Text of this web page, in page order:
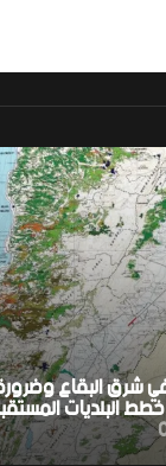
شرق البقاع
البلديات